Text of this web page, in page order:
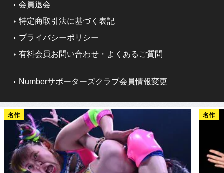
会員退会
特定商取引法に基づく表記
プライバシーポリシー
有料会員お問い合わせ・よくあるご質問
Numberサポーターズクラブ会員情報変更
名作 名作